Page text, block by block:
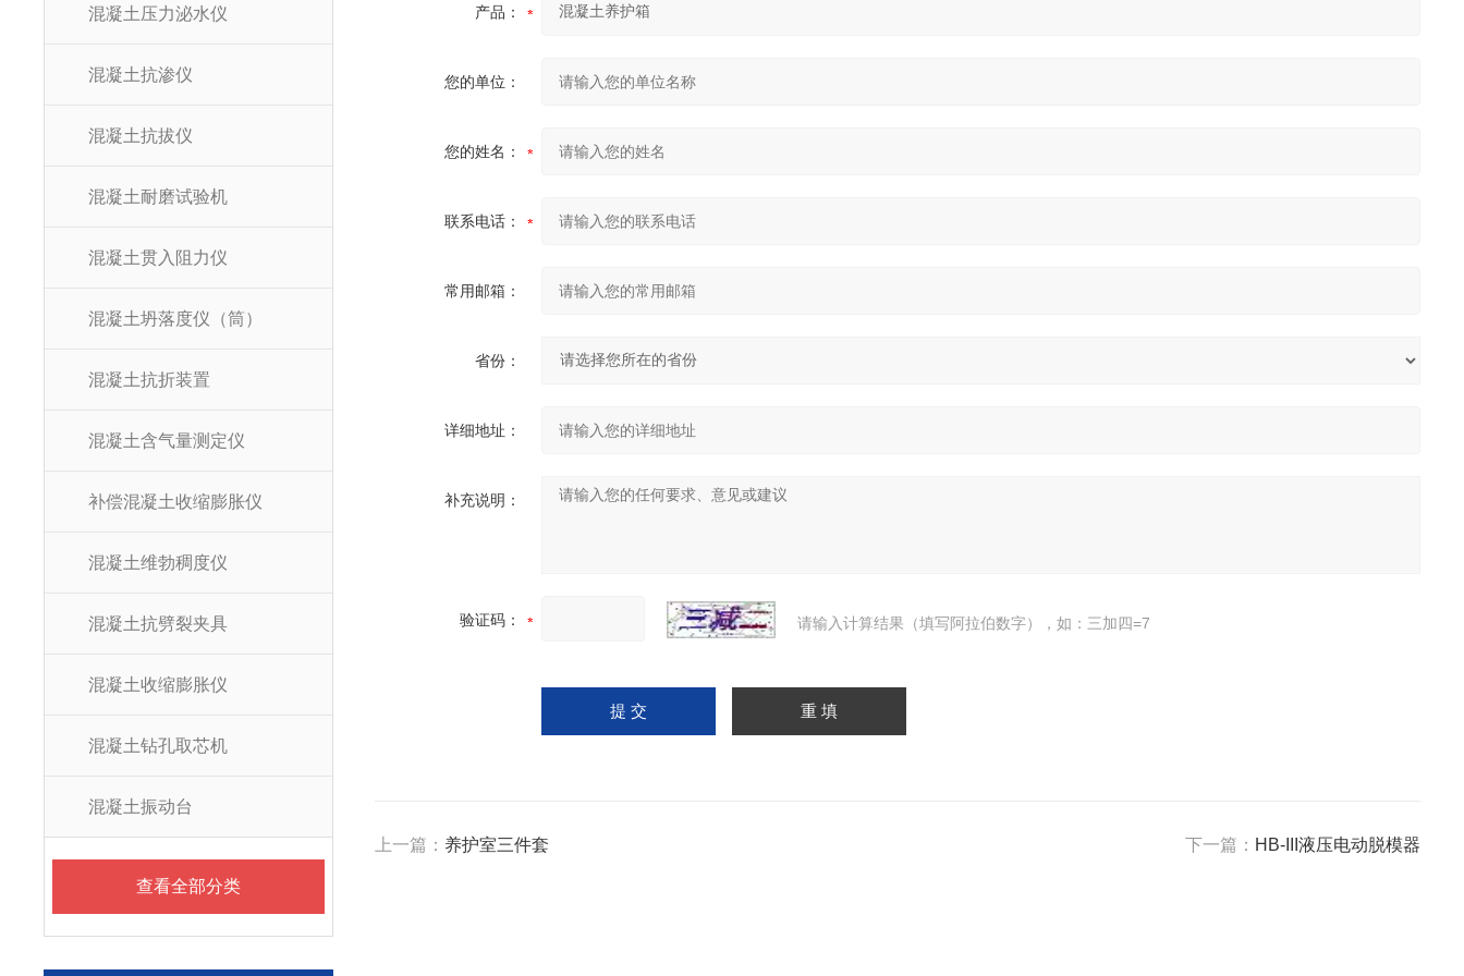
混凝土压力泌水仪
混凝土抗渗仪
混凝土抗拔仪
混凝土耐磨试验机
混凝土贯入阻力仪
混凝土坍落度仪（筒）
混凝土抗折装置
混凝土含气量测定仪
补偿混凝土收缩膨胀仪
混凝土维勃稠度仪
混凝土抗劈裂夹具
混凝土收缩膨胀仪
混凝土钻孔取芯机
混凝土振动台
查看全部分类
产品：
您的单位：
您的姓名：
联系电话：
常用邮箱：
省份：
详细地址：
补充说明：
验证码： 请输入计算结果（填写阿拉伯数字），如：三加四=7
上一篇： 养护室三件套 下一篇： HB-III液压电动脱模器